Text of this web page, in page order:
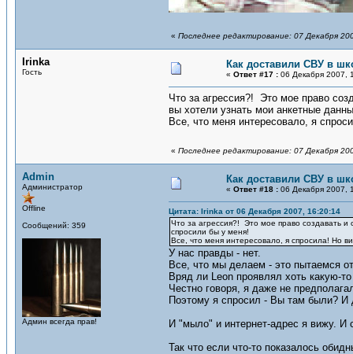
« Последнее редактирование: 07 Декабря
Irinka
Гость
Как доставили СВУ в
« Ответ #17 : 06 Декабря 2007,
Что за агрессия?! Это мое право
вы хотели узнать мои анкетные
Все, что меня интересовало, я
« Последнее редактирование: 07 Декабря
Admin
Администратор
Offline
Сообщений: 359
Админ всегда прав!
Как доставили СВУ в
« Ответ #18 : 06 Декабря 2007,
Цитата: Irinka от 06 Декабря 2007, 16:20:14
Что за агрессия?! Это мое право создавать
спросили бы у меня!
Все, что меня интересовало, я спросила! Но
У нас правды - нет.
Все, что мы делаем - это пытаемся
Вряд ли Leon проявлял хоть какую-
Честно говоря, я даже не
Поэтому я спросил - Вы там были? И
И "мыло" и интернет-адрес я вижу. И
Так что если что-то показалось